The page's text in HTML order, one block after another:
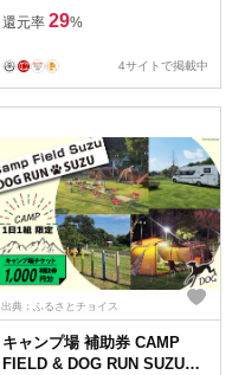
ビティ 川遊び サーフィン サ
ウナ BBQ 自然 メール便 メー
還元率 29%
4サイトで掲載中
出典：ふるさとチョイス
キャンプ場 補助券 CAMP
FIELD & DOG RUN SUZU